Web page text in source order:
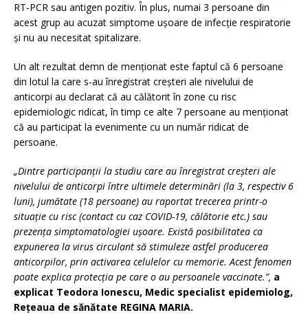
RT-PCR sau antigen pozitiv. În plus, numai 3 persoane din
acest grup au acuzat simptome ușoare de infecție respiratorie
și nu au necesitat spitalizare.
Un alt rezultat demn de menționat este faptul că 6 persoane
din lotul la care s-au înregistrat creșteri ale nivelului de
anticorpi au declarat că au călătorit în zone cu risc
epidemiologic ridicat, în timp ce alte 7 persoane au menționat
că au participat la evenimente cu un număr ridicat de
persoane.
„Dintre participanții la studiu care au înregistrat creșteri ale
nivelului de anticorpi între ultimele determinări (la 3, respectiv 6
luni), jumătate (18 persoane) au raportat trecerea printr-o
situație cu risc (contact cu caz COVID-19, călătorie etc.) sau
prezența simptomatologiei ușoare. Există posibilitatea ca
expunerea la virus circulant să stimuleze astfel producerea
anticorpilor, prin activarea celulelor cu memorie. Acest fenomen
poate explica protecția pe care o au persoanele vaccinate.”, a
explicat Teodora Ionescu, Medic specialist epidemiolog,
Rețeaua de sănătate REGINA MARIA.